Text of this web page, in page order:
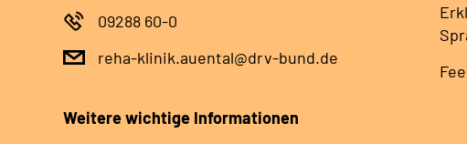
09288 60-0
reha-klinik.auental@drv-bund.de
Weitere wichtige Informationen